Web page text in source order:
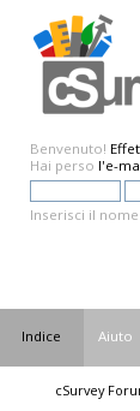
Benvenuto!
Hai perso l'e-
Inserisci il
Indice Aiuto
cSurvey